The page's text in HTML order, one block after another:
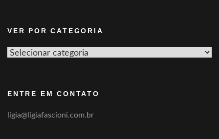
VER POR CATEGORIA
Ver
ENTRE EM CONTATO
ligia@ligiafascioni.com.br